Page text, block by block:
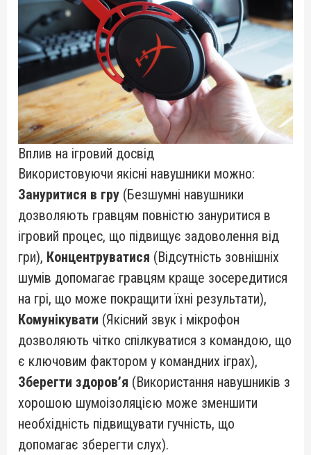
Вплив на ігровий досвід
Використовуючи якісні навушники можно:
Зануритися в гру (Безшумні навушники
дозволяють гравцям повністю зануритися в
ігровий процес, що підвищує задоволення від
гри), Концентруватися (Відсутність зовнішніх
шумів допомагає гравцям краще зосередитися
на грі, що може покращити їхні результати),
Комунікувати (Якісний звук і мікрофон
дозволяють чітко спілкуватися з командою, що
є ключовим фактором у командних іграх),
Зберегти здоров’я (Використання навушників з
хорошою шумоізоляцією може зменшити
необхідність підвищувати гучність, що
допомагає зберегти слух).